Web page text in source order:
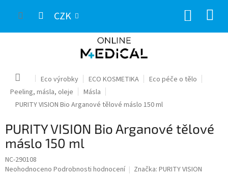
CZK
Domů Eco výrobky ECO KOSMETIKA
Eco péče o tělo
Peeling, másla, oleje
Másla
PURITY VISION Bio Arganové tělové máslo 150 ml
PURITY VISION Bio Arganové tělové
máslo 150 ml
NC-290108
Průměrné
Neohodnoceno Podrobnosti hodnocení Značka: PURITY VISION